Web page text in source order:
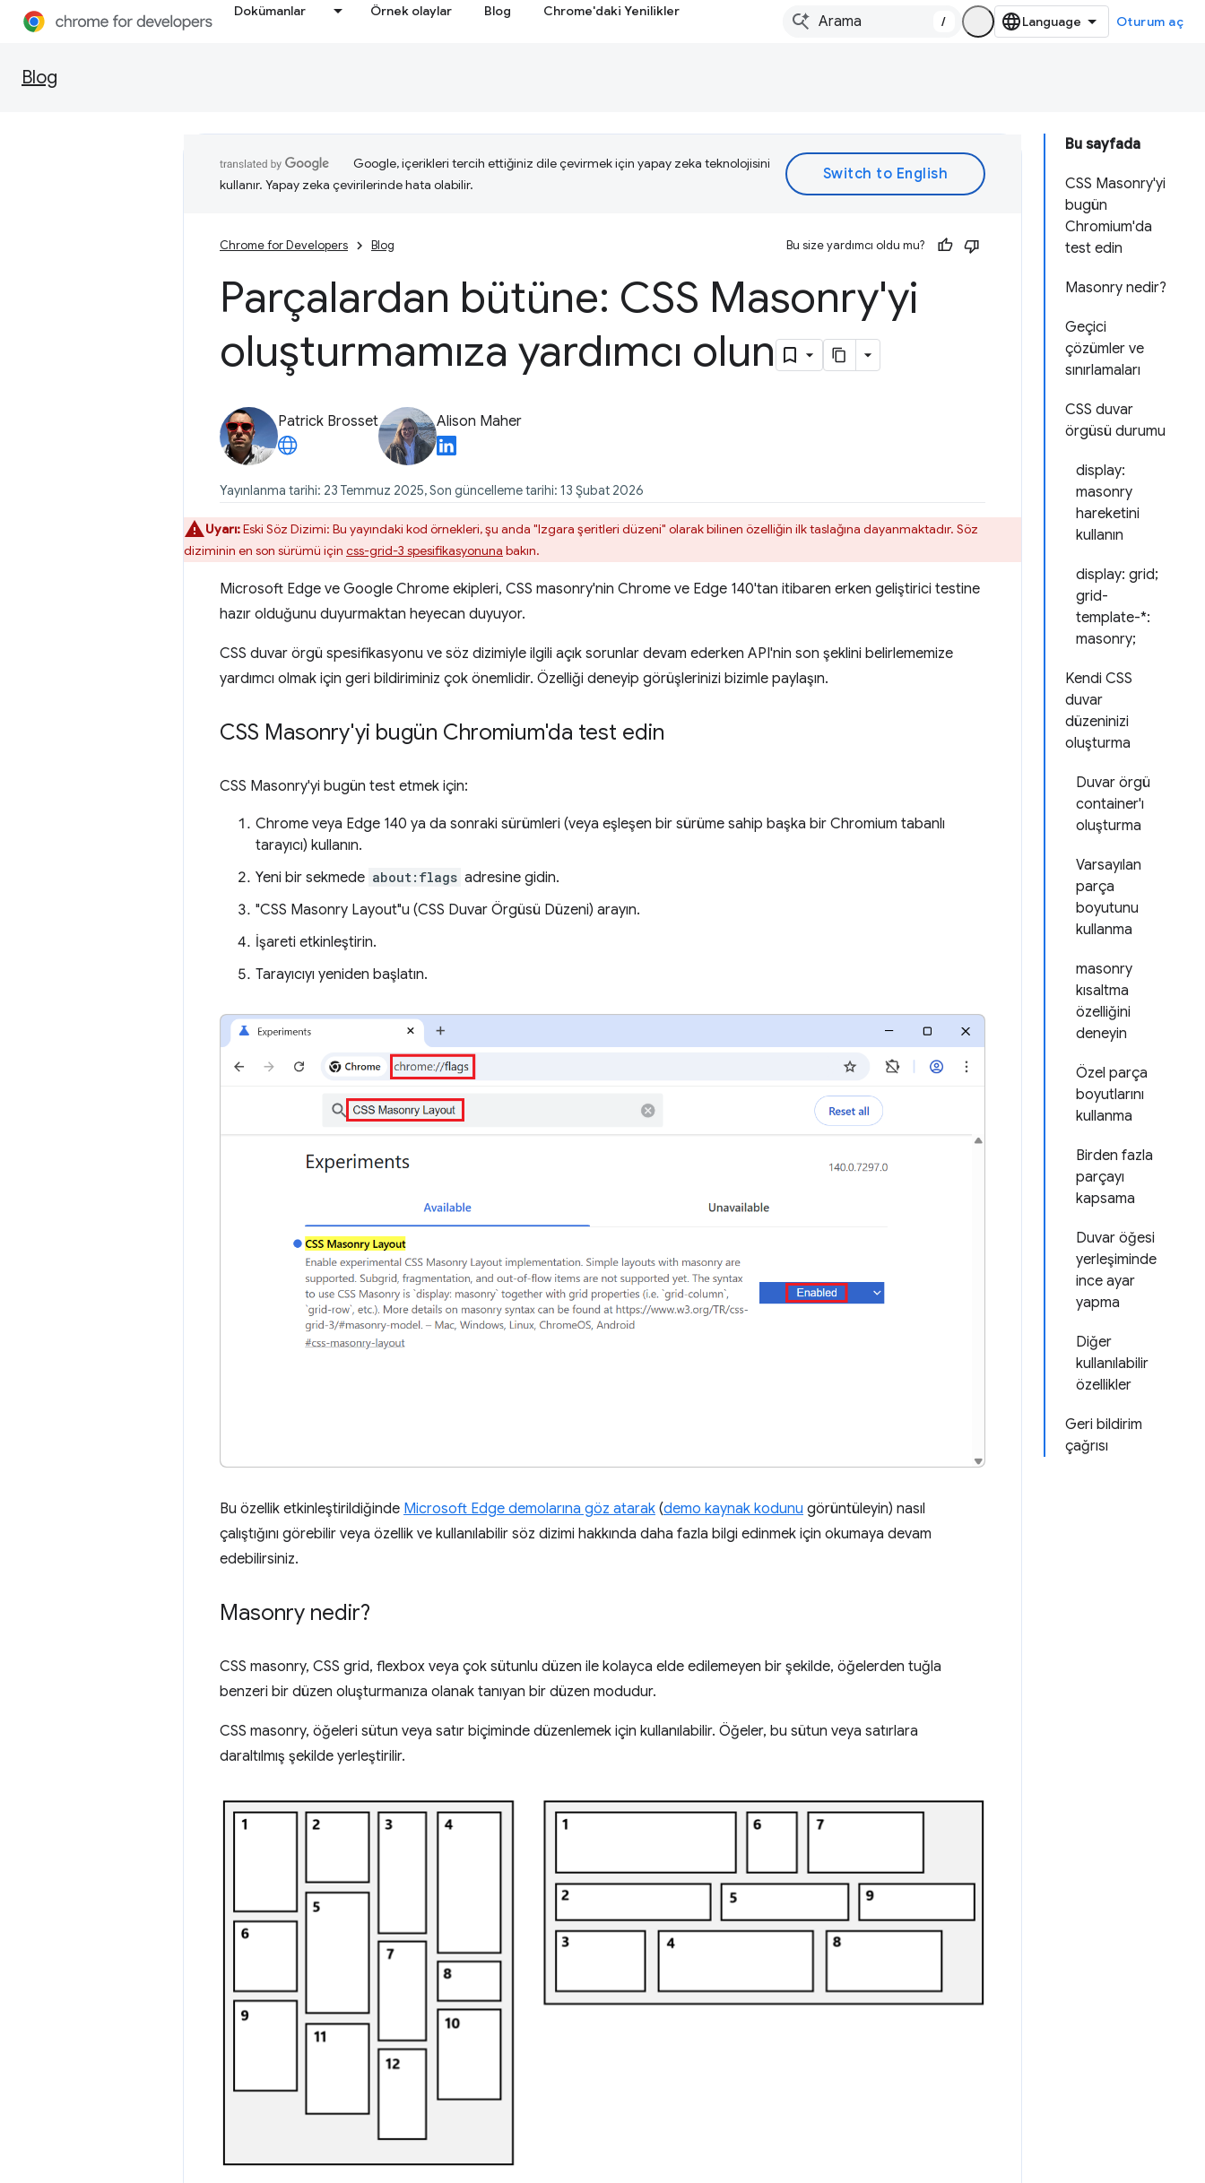
Dokümanlar Örnek olaylar Blog Chrome'daki Yenilikler
/ Oturum aç
Blog
Bu sayfada
CSS Masonry'yi
bugün
Chromium'da
test edin
Masonry nedir?
Geçici
çözümler ve
sınırlamaları
CSS duvar
örgüsü durumu
display:
masonry
hareketini
kullanın
display: grid;
grid-
template-*:
masonry;
Kendi CSS
duvar
düzeninizi
oluşturma
Duvar örgü
container'ı
oluşturma
Varsayılan
parça
boyutunu
kullanma
masonry
kısaltma
özelliğini
deneyin
Özel parça
boyutlarını
kullanma
Birden fazla
parçayı
kapsama
Duvar öğesi
yerleşiminde
ince ayar
yapma
Diğer
kullanılabilir
özellikler
Geri bildirim
çağrısı
Google, içerikleri tercih ettiğiniz dile çevirmek için yapay zeka teknolojisini
kullanır. Yapay zeka çevirilerinde hata olabilir.
Chrome for Developers Blog Bu size yardımcı oldu mu?
Parçalardan bütüne: CSS Masonry'yi
oluşturmamıza yardımcı olun
Patrick Brosset Alison Maher
Yayınlanma tarihi: 23 Temmuz 2025, Son güncelleme tarihi: 13 Şubat 2026
Uyarı:Eski Söz Dizimi: Bu yayındaki kod örnekleri, şu anda "Izgara şeritleri düzeni" olarak bilinen özelliğin ilk taslağına dayanmaktadır. Söz
diziminin en son sürümü için css-grid-3 spesifikasyonuna bakın.
Microsoft Edge ve Google Chrome ekipleri, CSS masonry'nin Chrome ve Edge 140'tan itibaren erken geliştirici testine
hazır olduğunu duyurmaktan heyecan duyuyor.
CSS duvar örgü spesifikasyonu ve söz dizimiyle ilgili açık sorunlar devam ederken API'nin son şeklini belirlememize
yardımcı olmak için geri bildiriminiz çok önemlidir. Özelliği deneyip görüşlerinizi bizimle paylaşın.
CSS Masonry'yi bugün Chromium'da test edin
CSS Masonry'yi bugün test etmek için:
Chrome veya Edge 140 ya da sonraki sürümleri (veya eşleşen bir sürüme sahip başka bir Chromium tabanlı
tarayıcı) kullanın.
Yeni bir sekmede about:flags adresine gidin.
"CSS Masonry Layout"u (CSS Duvar Örgüsü Düzeni) arayın.
İşareti etkinleştirin.
Tarayıcıyı yeniden başlatın.
Bu özellik etkinleştirildiğinde Microsoft Edge demolarına göz atarak (demo kaynak kodunu görüntüleyin) nasıl
çalıştığını görebilir veya özellik ve kullanılabilir söz dizimi hakkında daha fazla bilgi edinmek için okumaya devam
edebilirsiniz.
Masonry nedir?
CSS masonry, CSS grid, flexbox veya çok sütunlu düzen ile kolayca elde edilemeyen bir şekilde, öğelerden tuğla
benzeri bir düzen oluşturmanıza olanak tanıyan bir düzen modudur.
CSS masonry, öğeleri sütun veya satır biçiminde düzenlemek için kullanılabilir. Öğeler, bu sütun veya satırlara
daraltılmış şekilde yerleştirilir.